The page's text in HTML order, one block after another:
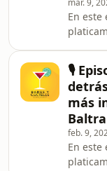
detrás
que
mar. 9,
En este
historia,
creativa
y
que
🎙️
más
feb. 9,
En este